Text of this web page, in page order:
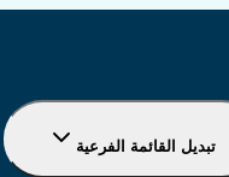
تبديل القائمة الفرعية